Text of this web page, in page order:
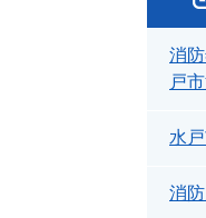
消
戸
水
消